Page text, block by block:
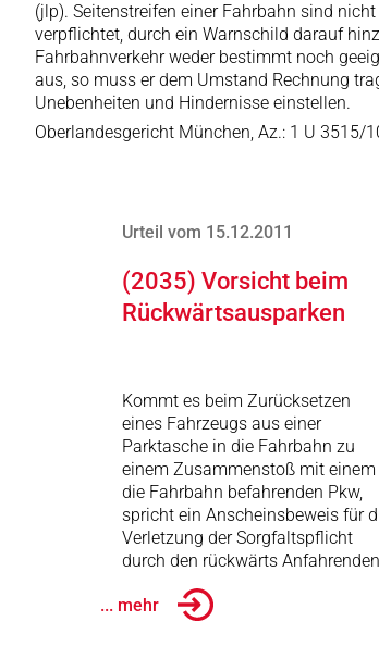
(jlp). Seitenstreifen einer Fahrbahn sind
verpflichtet, durch ein Warnschild darauf
Fahrbahnverkehr weder bestimmt noch
aus, so muss er dem Umstand Rechnung
Unebenheiten und Hindernisse einstellen.
Oberlandesgericht München, Az.: 1 U 3515/
Urteil vom 15.12.2011
(2035) Vorsicht beim
Rückwärtsausparken
Kommt es beim Zurücksetzen
eines Fahrzeugs aus einer
Parktasche in die Fahrbahn zu
einem Zusammenstoß mit einem
die Fahrbahn befahrenden Pkw,
spricht ein Anscheinsbeweis für
Verletzung der Sorgfaltspflicht
durch den rückwärts
... mehr